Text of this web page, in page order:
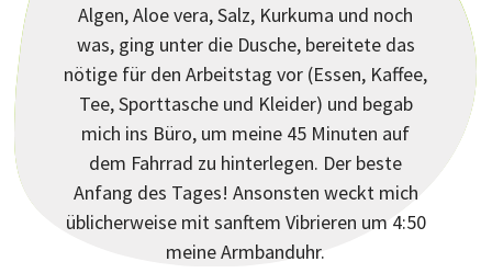
Algen, Aloe vera, Salz, Kurkuma und noch
was, ging unter die Dusche, bereitete das
nötige für den Arbeitstag vor (Essen, Kaffee,
Tee, Sporttasche und Kleider) und begab
mich ins Büro, um meine 45 Minuten auf
dem Fahrrad zu hinterlegen. Der beste
Anfang des Tages! Ansonsten weckt mich
üblicherweise mit sanftem Vibrieren um 4:50
meine Armbanduhr.
?